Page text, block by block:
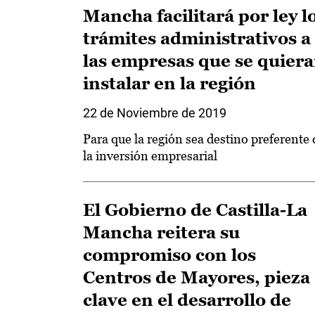
Mancha facilitará por ley
trámites administrativos a
las empresas que se
instalar en la región
22 de Noviembre de 2019
Para que la región sea destino preferente
la inversión empresarial
El Gobierno de Castilla-La
Mancha reitera su
compromiso con los
Centros de Mayores, pieza
clave en el desarrollo de